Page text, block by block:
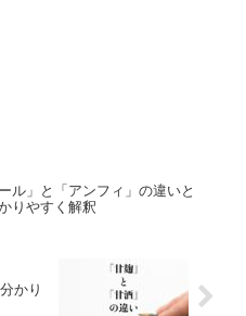
ール」と「アンフィ」の違いと
りやすく解釈
かり